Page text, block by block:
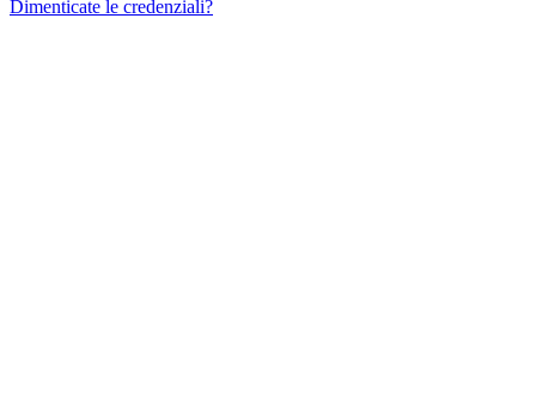
Dimenticate le credenziali?